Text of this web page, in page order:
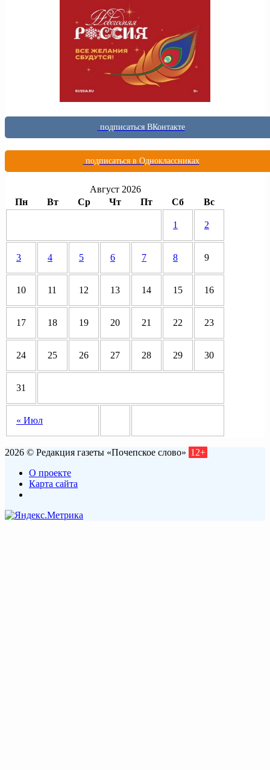
подписаться ВКонтакте
подписаться в Одноклассниках
Август 2026
Пн
Вт Ср Чт Пт Сб Вс
« Июл
1 2
3 4 5 6 7 8 9
10 11 12 13 14 15 16
17 18 19 20 21 22 23
24 25 26 27 28 29 30
31
2026 © Редакция газеты «Почепское слово» 12+
О проекте
Карта сайта